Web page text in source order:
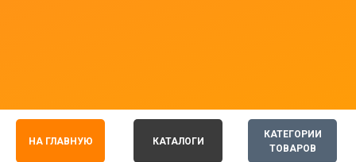
КАТЕГОРИИ
ТОВАРОВ
НА ГЛАВНУЮ КАТАЛОГИ